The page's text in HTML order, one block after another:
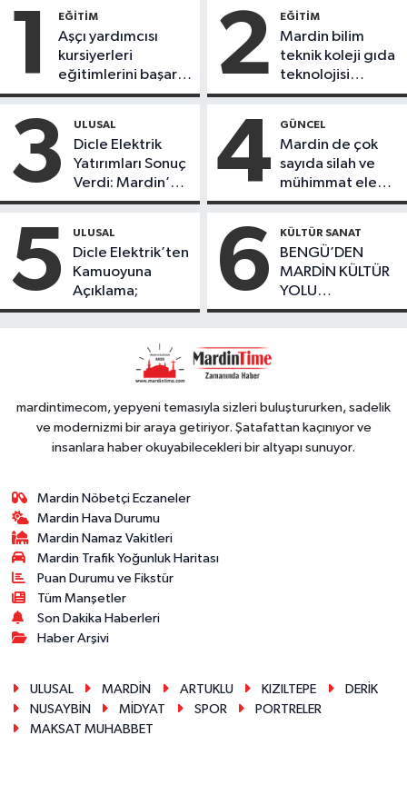
1 EĞİTİM
Aşçı yardımcısı
kursiyerleri
eğitimlerini başarı
ile tamamladı
2 EĞİTİM
Mardin bilim
teknik koleji gıda
teknolojisi
öğrencileri
ürünlerini satarak
köydeki
çoçuklara kitap
desteğinde
bulundu
3 ULUSAL
Dicle Elektrik
Yatırımları Sonuç
Verdi: Mardin’de
Kayıp Kaçak
Düşüş
4 GÜNCEL
Mardin de çok
sayıda silah ve
mühimmat ele
geçirildi
5 ULUSAL
Dicle Elektrik’ten
Kamuoyuna
Açıklama;
6 KÜLTÜR SANAT
BENGÜ’DEN
MARDİN KÜLTÜR
YOLU
FESTIVALİ’NDE
mardintimecom, yepyeni temasıyla sizleri buluştururken, sadelik
ve modernizmi bir araya getiriyor. Şatafattan kaçınıyor ve
insanlara haber okuyabilecekleri bir altyapı sunuyor.
Mardin Nöbetçi Eczaneler
Mardin Hava Durumu
Mardin Namaz Vakitleri
Mardin Trafik Yoğunluk Haritası
Puan Durumu ve Fikstür
Tüm Manşetler
Son Dakika Haberleri
Haber Arşivi
ULUSAL MARDİN ARTUKLU KIZILTEPE
DERİK
NUSAYBİN
MİDYAT SPOR
PORTRELER
MAKSAT MUHABBET